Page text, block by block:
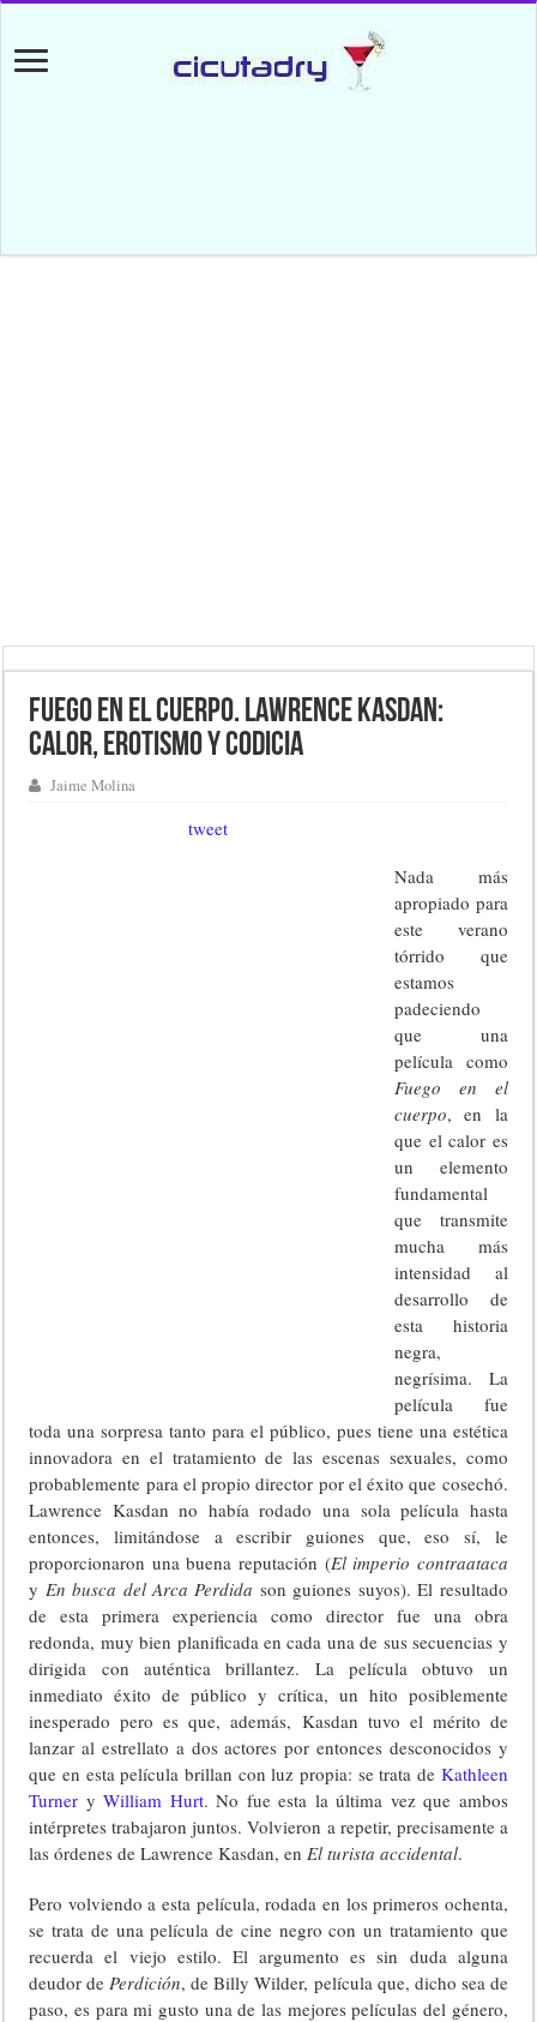
Fuego en el cuerpo. Lawrence Kasdan:
calor, erotismo y codicia
Jaime Molina
tweet
Nada más
apropiado para
este verano
tórrido que
estamos
padeciendo
que una
película como
Fuego en el
cuerpo, en la
que el calor es
un elemento
fundamental
que transmite
mucha más
intensidad al
desarrollo de
esta historia
negra,
negrísima. La
película fue
toda una sorpresa tanto para el público, pues tiene una estética
innovadora en el tratamiento de las escenas sexuales, como
probablemente para el propio director por el éxito que cosechó.
Lawrence Kasdan no había rodado una sola película hasta
entonces, limitándose a escribir guiones que, eso sí, le
proporcionaron una buena reputación (El imperio contraataca
y En busca del Arca Perdida son guiones suyos). El resultado
de esta primera experiencia como director fue una obra
redonda, muy bien planificada en cada una de sus secuencias y
dirigida con auténtica brillantez. La película obtuvo un
inmediato éxito de público y crítica, un hito posiblemente
inesperado pero es que, además, Kasdan tuvo el mérito de
lanzar al estrellato a dos actores por entonces desconocidos y
que en esta película brillan con luz propia: se trata de Kathleen
Turner yWilliam Hurt. No fue esta la última vez que ambos
intérpretes trabajaron juntos. Volvieron a repetir, precisamente a
las órdenes de Lawrence Kasdan, enEl turista accidental.
Pero volviendo a esta película, rodada en los primeros ochenta,
se trata de una película de cine negro con un tratamiento que
recuerda el viejo estilo. El argumento es sin duda alguna
deudor dePerdición, de Billy Wilder, película que, dicho sea de
paso, es para mi gusto una de las mejores películas del género,